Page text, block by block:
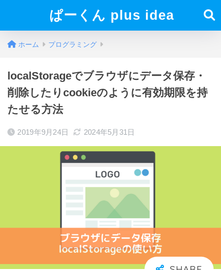
ぱーくん plus idea
ホーム プログラミング
localStorageでブラウザにデータ保存・
削除したりcookieのように有効期限を持
たせる方法
2019年9月24日 2024年5月31日